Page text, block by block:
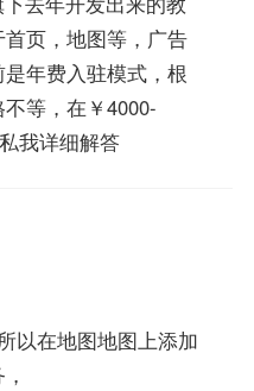
页，地图等，广告
年费入驻模式，根
等，在￥4000-
我详细解答
以在地图地图上添加